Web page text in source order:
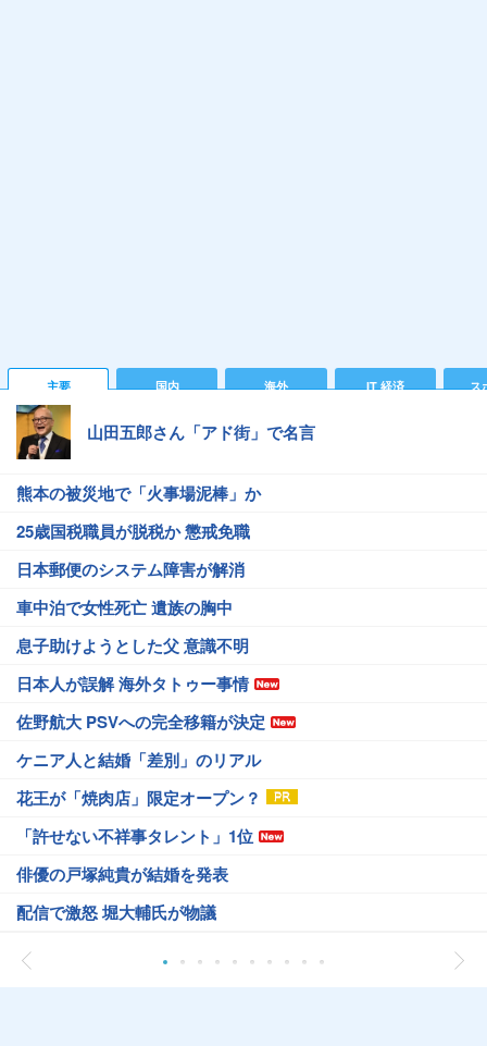
主要 国内 海外 IT 経済 ス
山田五郎さん「アド街」で名言
熊本の被災地で「火事場泥棒」か
25歳国税職員が脱税か 懲戒免職
日本郵便のシステム障害が解消
車中泊で女性死亡 遺族の胸中
息子助けようとした父 意識不明
日本人が誤解 海外タトゥー事情
佐野航大 PSVへの完全移籍が決定
ケニア人と結婚「差別」のリアル
花王が「焼肉店」限定オープン？
「許せない不祥事タレント」1位
俳優の戸塚純貴が結婚を発表
配信で激怒 堀大輔氏が物議